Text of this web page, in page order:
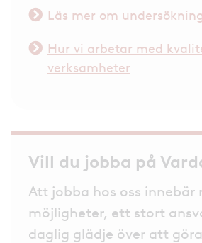
Läs mer om
Hur vi arbetar med
verksamheter
Vill du jobba på
Att jobba hos oss innebär
möjligheter, ett stort
daglig glädje över att